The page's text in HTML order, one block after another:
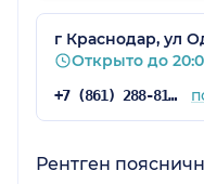
помогает. Могу
Приемом и
г Краснодар, ул
Открыто до
+7 (861) 288-81-65
Рентген